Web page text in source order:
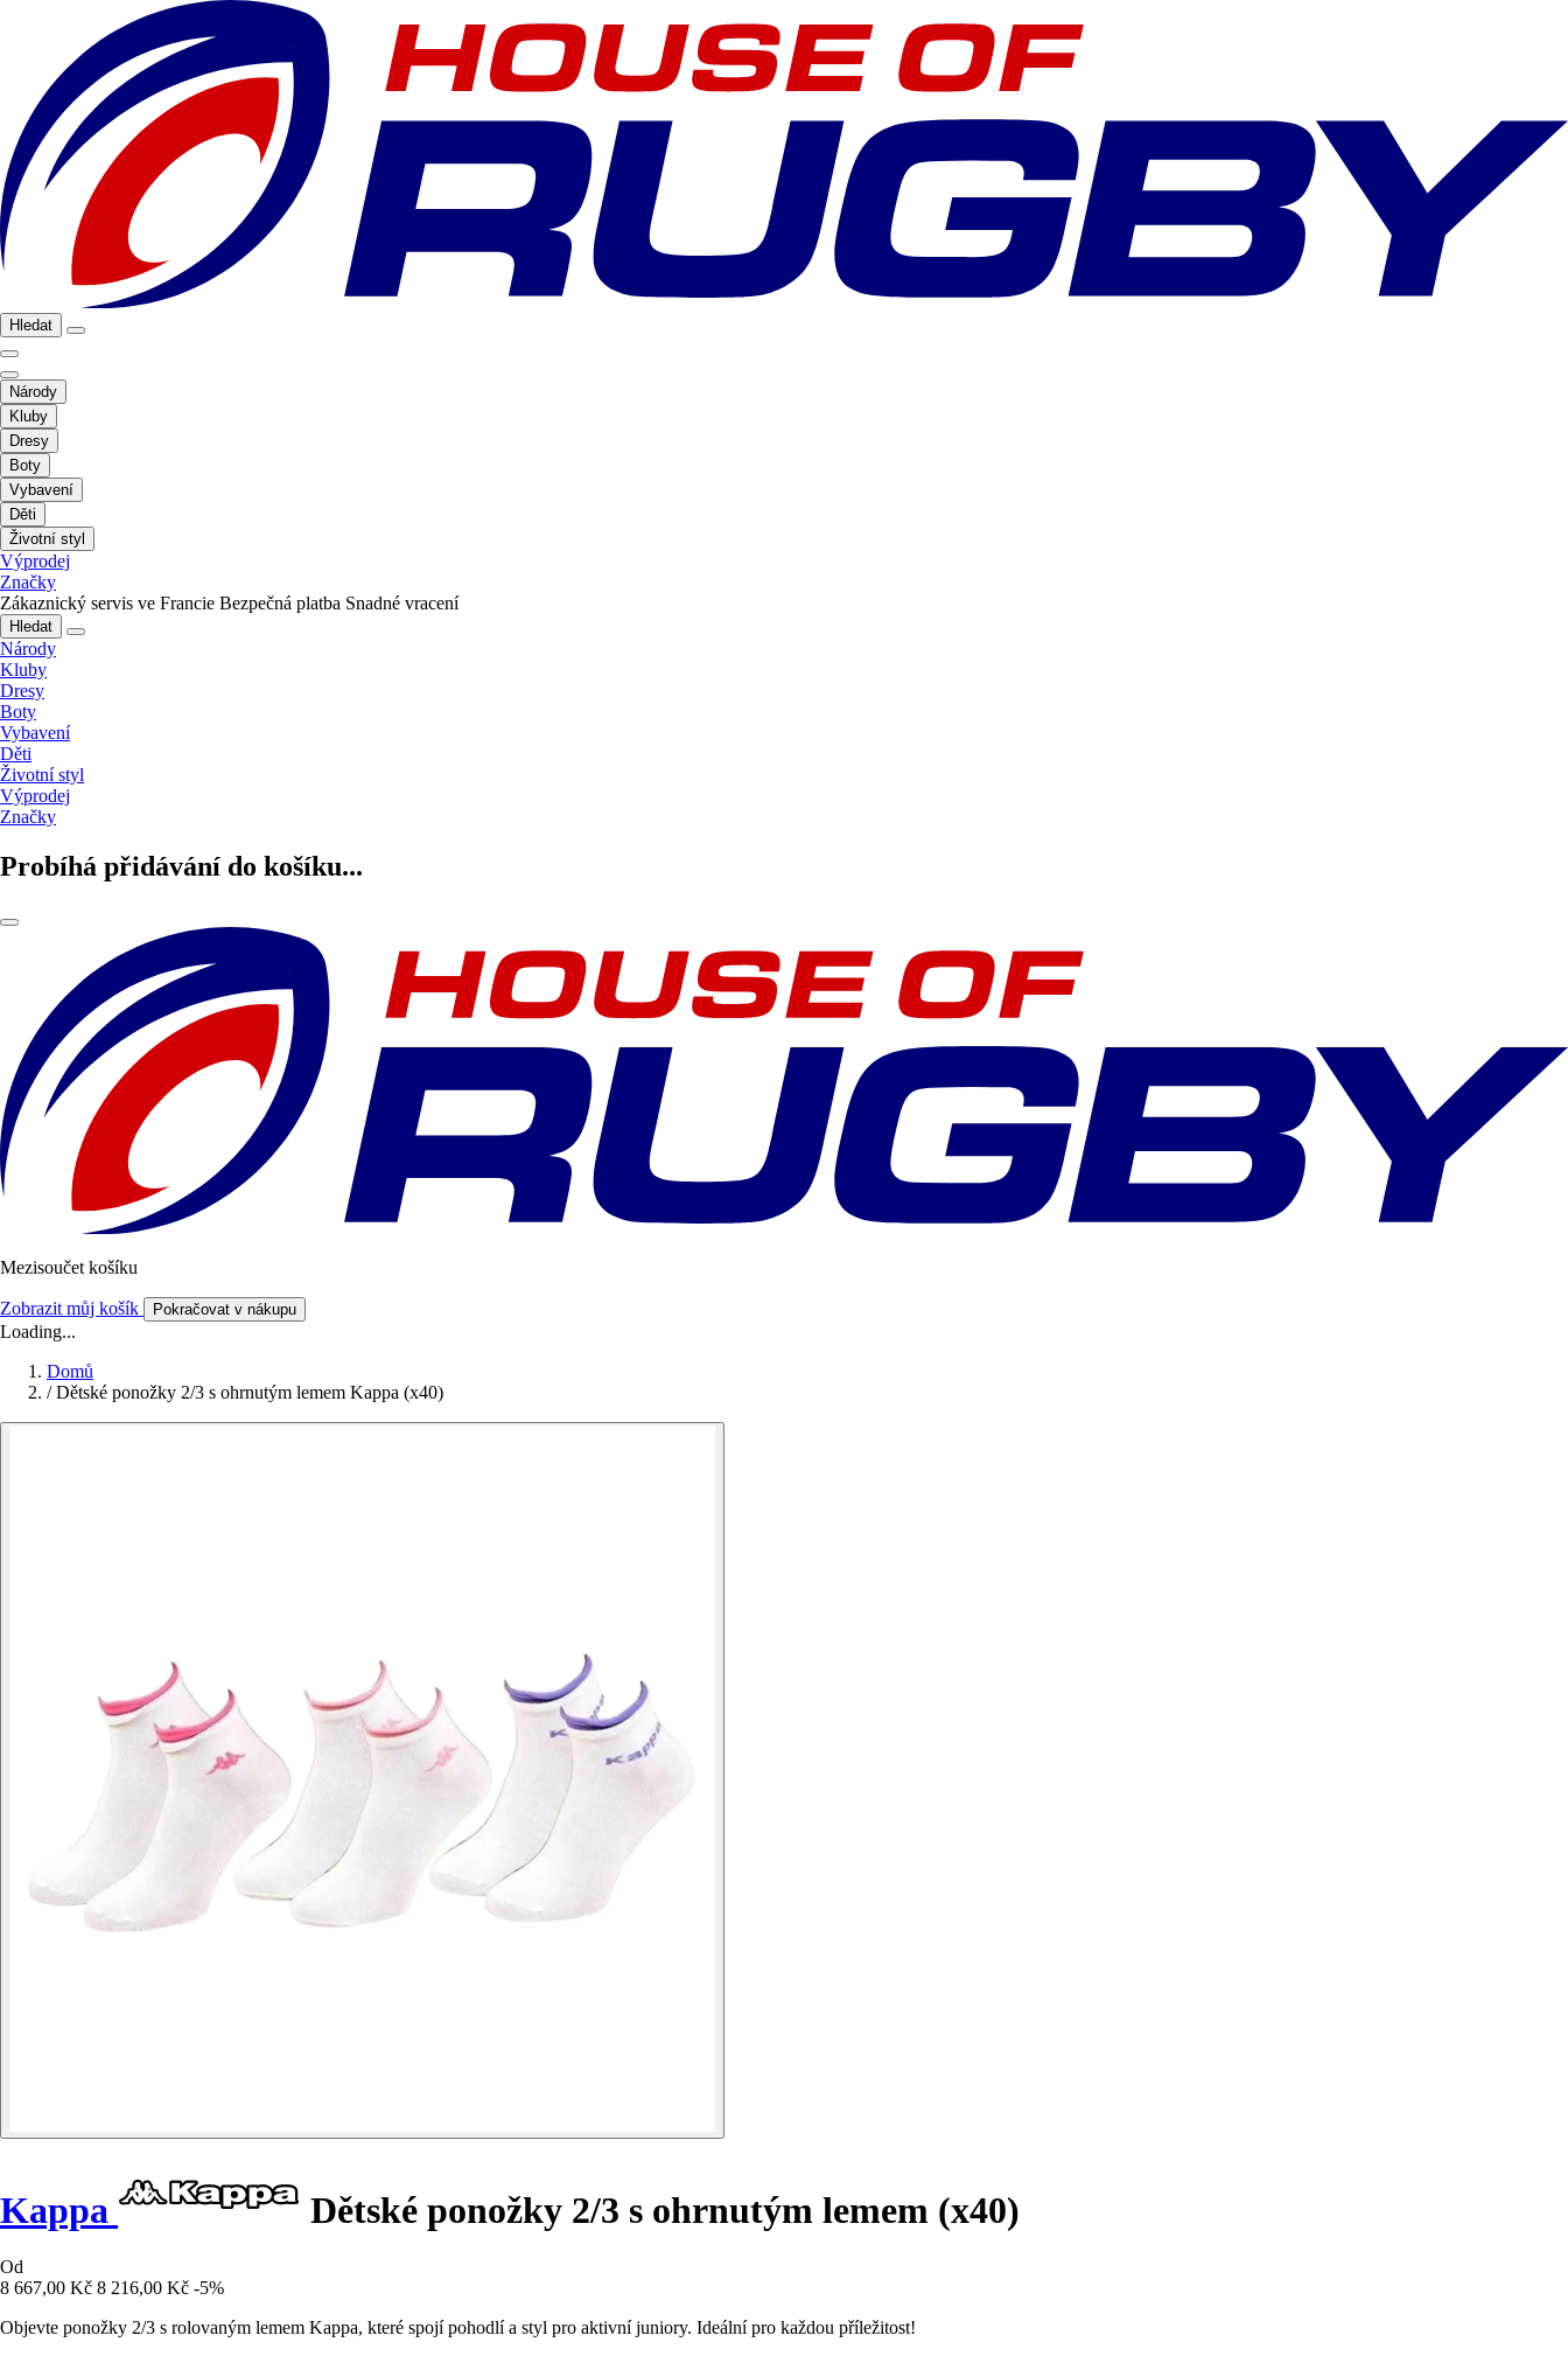
Hledat
Národy
Kluby
Dresy
Boty
Vybavení
Děti
Životní styl
Výprodej
Značky
Zákaznický servis ve Francie Bezpečná platba Snadné vracení
Hledat
Národy
Kluby
Dresy
Boty
Vybavení
Děti
Životní styl
Výprodej
Značky
Probíhá přidávání do košíku...
Mezisoučet košíku
Zobrazit můj košík Pokračovat v nákupu
Loading...
Domů
/ Dětské ponožky 2/3 s ohrnutým lemem Kappa (x40)
Kappa Dětské ponožky 2/3 s ohrnutým lemem (x40)
Od
8 667,00 Kč 8 216,00 Kč -5%
Objevte ponožky 2/3 s rolovaným lemem Kappa, které spojí pohodlí a styl pro aktivní juniory. Ideální pro každou příležitost!